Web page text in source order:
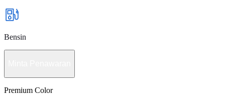
Bensin
Premium Color